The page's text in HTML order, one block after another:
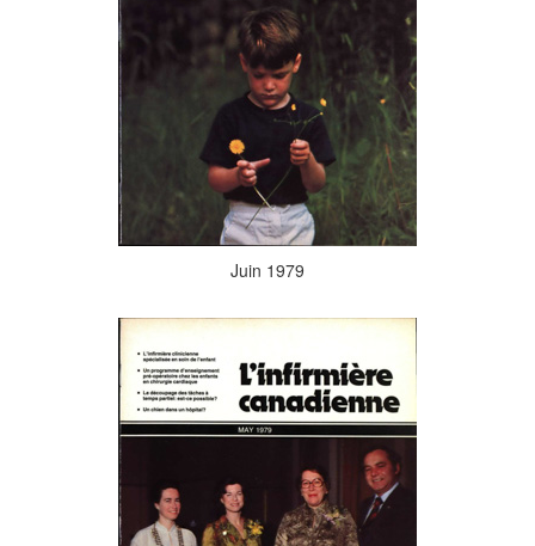
Juin 1979